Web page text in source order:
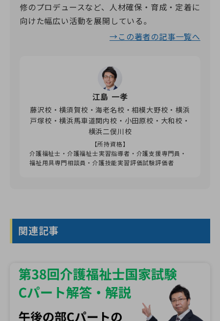
修のプロデュースなど、人材確保・育成・定着に
向けた幅広い活動を展開している。
→この著者の記事一覧へ
江島 一孝
藤沢校・横須賀校・海老名校・相模大野校・横浜
戸塚校・横浜馬車道関内校・小田原校・大和校・
横浜二俣川校
【所持資格】
介護福祉士・介護福祉士実習指導者・介護支援専門員・
福祉用具専門相談員・介護技能実習評価試験評価者
関連記事